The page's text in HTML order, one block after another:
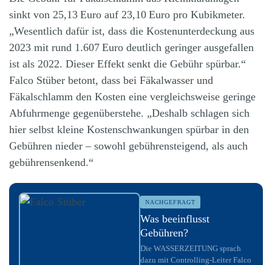
sinkt von 25,13 Euro auf 23,10 Euro pro Kubikmeter.
„Wesentlich dafür ist, dass die Kostenunterdeckung aus
2023 mit rund 1.607 Euro deutlich geringer ausgefallen
ist als 2022. Dieser Effekt senkt die Gebühr spürbar.“
Falco Stüber betont, dass bei Fäkalwasser und
Fäkalschlamm den Kosten eine vergleichsweise geringe
Abfuhrmenge gegenüberstehe. „Deshalb schlagen sich
hier selbst kleine Kostenschwankungen spürbar in den
Gebühren nieder – sowohl gebührensteigend, als auch
gebührensenkend.“
NACHGEFRAGT
Was beeinflusst
Gebühren?
Die WASSERZEITUNG sprach
dazu mit Controlling-Leiter Falco